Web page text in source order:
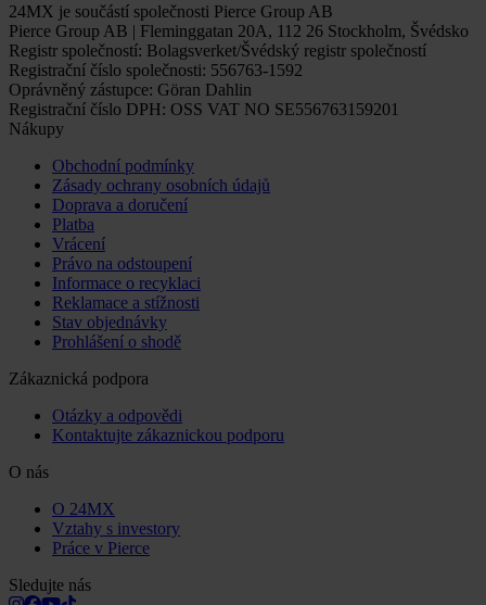
24MX je součástí společnosti Pierce Group AB
Pierce Group AB | Fleminggatan 20A, 112 26 Stockholm, Švédsko
Registr společností: Bolagsverket/Švédský registr společností
Registrační číslo společnosti: 556763-1592
Oprávněný zástupce: Göran Dahlin
Registrační číslo DPH: OSS VAT NO SE556763159201
Nákupy
Obchodní podmínky
Zásady ochrany osobních údajů
Doprava a doručení
Platba
Vrácení
Právo na odstoupení
Informace o recyklaci
Reklamace a stížnosti
Stav objednávky
Prohlášení o shodě
Zákaznická podpora
Otázky a odpovědi
Kontaktujte zákaznickou podporu
O nás
O 24MX
Vztahy s investory
Práce v Pierce
Sledujte nás